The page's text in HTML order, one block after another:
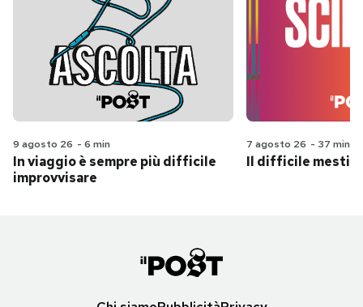
9 agosto 26 - 6 min
In viaggio è sempre più difficile
improvvisare
7 agosto 26 - 37 min
Il difficile